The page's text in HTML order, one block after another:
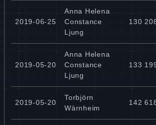
2019-06-25
Anna Helena
Constance
Ljung
130
2019-05-20
Anna Helena
Constance
Ljung
133
2019-05-20
Torbjörn
Wärnheim
142